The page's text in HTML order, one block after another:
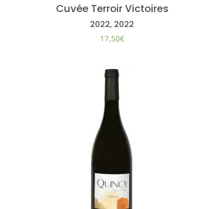
Cuvée Terroir Victoires
2022, 2022
17,50€